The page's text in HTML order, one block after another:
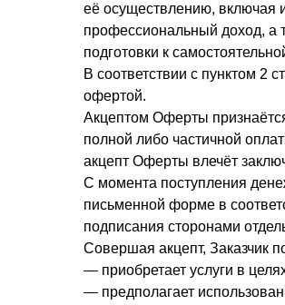
её осуществлению, включая
профессиональный доход, а
подготовки к
В соответствии с пунктом 2
офертой.
Акцептом Оферты
полной либо частичной
акцепт Оферты влечёт
С момента поступления
письменной форме в
подписания сторонами
Совершая акцепт, Заказчик
— приобретает услуги в
— предполагает